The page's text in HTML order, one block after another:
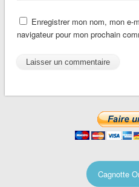
Enregistrer mon nom, mon e-
navigateur pour mon prochain
Cagnotte